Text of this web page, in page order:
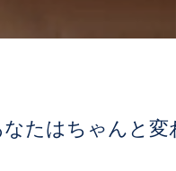
たはちゃんと変